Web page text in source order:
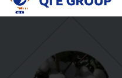
content